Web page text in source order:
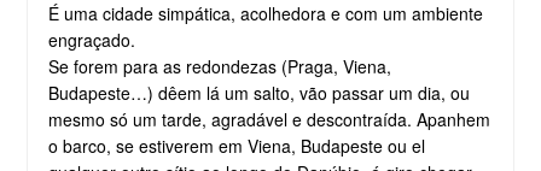
É uma cidade simpática, acolhedora e com um ambiente
engraçado.
Se forem para as redondezas (Praga, Viena,
Budapeste…) dêem lá um salto, vão passar um dia, ou
mesmo só um tarde, agradável e descontraída. Apanhem
o barco, se estiverem em Viena, Budapeste ou el